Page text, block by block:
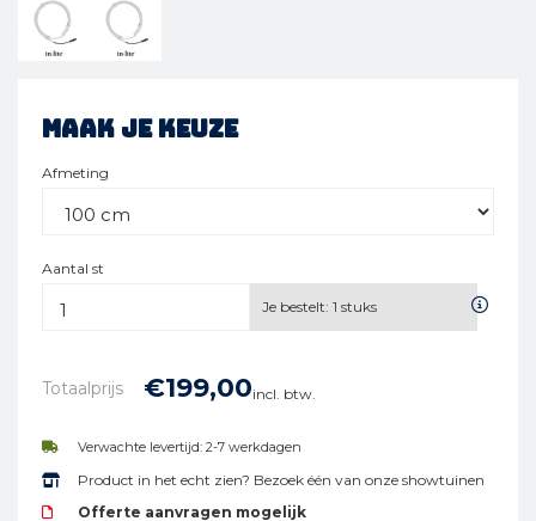
Maak je keuze
Afmeting
Aantal st
Je bestelt: 1 stuks
Totaalprijs €199,00incl. btw.
Verwachte levertijd: 2-7 werkdagen
Product in het echt zien? Bezoek één van onze showtuinen
Offerte aanvragen mogelijk